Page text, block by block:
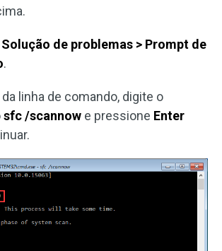
Solução de problemas > Prompt de
.
linha de comando, digite o
sfc /scannow e pressione Enter